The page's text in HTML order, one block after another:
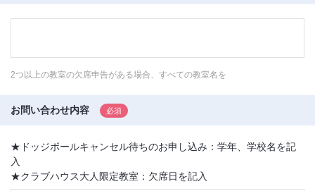
2つ以上の教室の欠席申告がある場合、すべての教室名を
お問い合わせ内容
★ドッジボールキャンセル待ちのお申し込み：学年、学校名を記
入
★クラブハウス大人限定教室：欠席日を記入